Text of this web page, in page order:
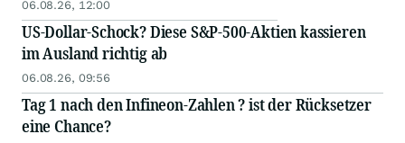
06.08.26, 12:00
US-Dollar-Schock? Diese S&P-500-Aktien kassieren
im Ausland richtig ab
06.08.26, 09:56
Tag 1 nach den Infineon-Zahlen ? ist der Rücksetzer
eine Chance?